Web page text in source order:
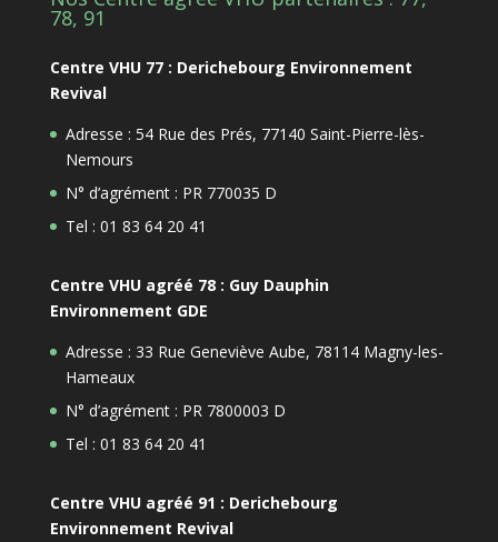
78, 91
Centre VHU 77 : Derichebourg Environnement
Revival
Adresse : 54 Rue des Prés, 77140 Saint-Pierre-lès-
Nemours
N° d’agrément : PR 770035 D
Tel : 01 83 64 20 41
Centre VHU agréé 78 : Guy Dauphin
Environnement GDE
Adresse : 33 Rue Geneviève Aube, 78114 Magny-les-
Hameaux
N° d’agrément : PR 7800003 D
Tel : 01 83 64 20 41
Centre VHU agréé 91 : Derichebourg
Environnement Revival